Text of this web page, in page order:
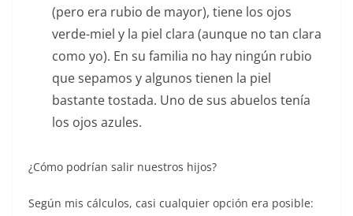
(pero era rubio de mayor), tiene los ojos
verde-miel y la piel clara (aunque no tan clara
como yo). En su familia no hay ningún rubio
que sepamos y algunos tienen la piel
bastante tostada. Uno de sus abuelos tenía
los ojos azules.
¿Cómo podrían salir nuestros hijos?
Según mis cálculos, casi cualquier opción era posible: